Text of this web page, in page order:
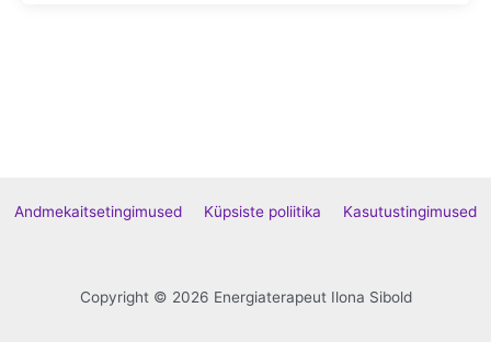
Andmekaitsetingimused Küpsiste poliitika Kasutustingimused
Copyright © 2026 Energiaterapeut Ilona Sibold